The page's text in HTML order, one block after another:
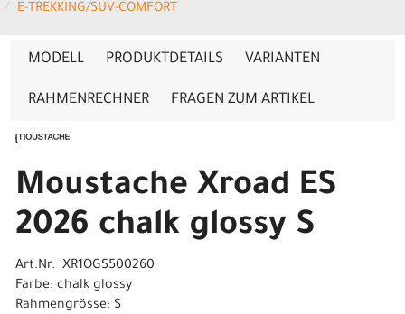
E-TREKKING/SUV-COMFORT
MODELL PRODUKTDETAILS VARIANTEN
RAHMENRECHNER FRAGEN ZUM ARTIKEL
Moustache Xroad ES
2026 chalk glossy S
Art.Nr. XR1OGS500260
Farbe: chalk glossy
Rahmengrösse: S